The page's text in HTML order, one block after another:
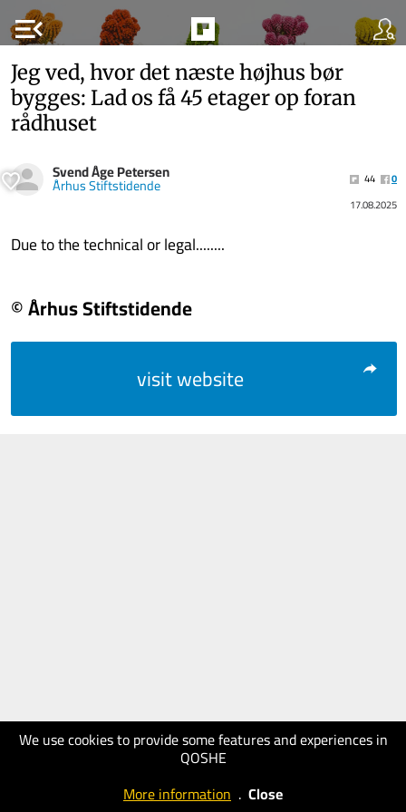
menu_open
We use cookies to provide some features and experiences in
QOSHE
More information . Close
Jeg ved, hvor det næste højhus bør
bygges: Lad os få 45 etager op foran
rådhuset
Svend Åge Petersen
Århus Stiftstidende 44
0
17.08.2025
Due to the technical or legal........
© Århus Stiftstidende
visit website